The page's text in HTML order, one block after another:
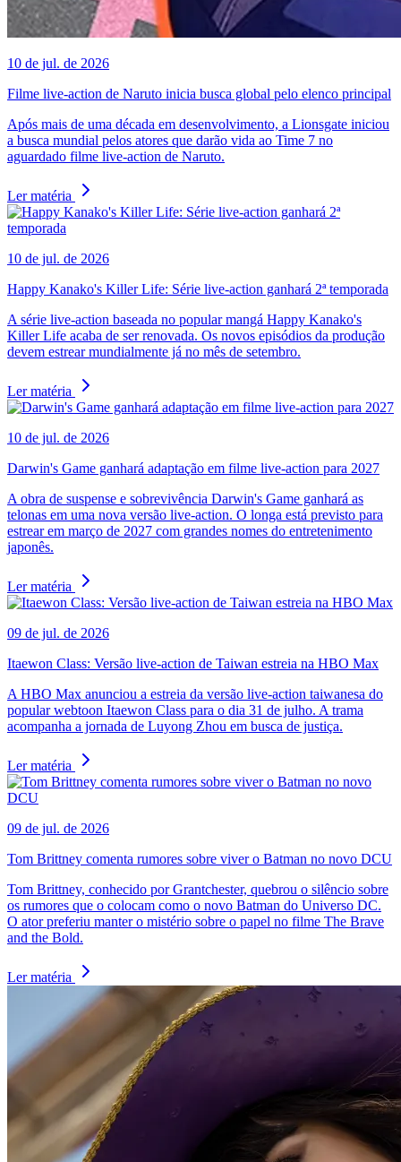
10 de jul. de 2026
Filme live-action de Naruto inicia busca global pelo elenco principal
Após mais de uma década em desenvolvimento, a Lionsgate iniciou
a busca mundial pelos atores que darão vida ao Time 7 no
aguardado filme live-action de Naruto.
Ler matéria
10 de jul. de 2026
Happy Kanako's Killer Life: Série live-action ganhará 2ª temporada
A série live-action baseada no popular mangá Happy Kanako's
Killer Life acaba de ser renovada. Os novos episódios da produção
devem estrear mundialmente já no mês de setembro.
Ler matéria
10 de jul. de 2026
Darwin's Game ganhará adaptação em filme live-action para 2027
A obra de suspense e sobrevivência Darwin's Game ganhará as
telonas em uma nova versão live-action. O longa está previsto para
estrear em março de 2027 com grandes nomes do entretenimento
japonês.
Ler matéria
09 de jul. de 2026
Itaewon Class: Versão live-action de Taiwan estreia na HBO Max
A HBO Max anunciou a estreia da versão live-action taiwanesa do
popular webtoon Itaewon Class para o dia 31 de julho. A trama
acompanha a jornada de Luyong Zhou em busca de justiça.
Ler matéria
09 de jul. de 2026
Tom Brittney comenta rumores sobre viver o Batman no novo DCU
Tom Brittney, conhecido por Grantchester, quebrou o silêncio sobre
os rumores que o colocam como o novo Batman do Universo DC.
O ator preferiu manter o mistério sobre o papel no filme The Brave
and the Bold.
Ler matéria